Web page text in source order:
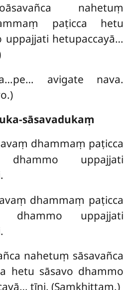
nahetuṃ
paṭicca hetu
uppajjati hetupaccayā…
avigate nava.
sāsavadukaṃ
dhammaṃ paṭicca
uppajjati
dhammaṃ paṭicca
dhammo uppajjati
nahetuṃ sāsavañca
hetu sāsavo dhammo
tīṇi. (Saṃkhittaṃ.)